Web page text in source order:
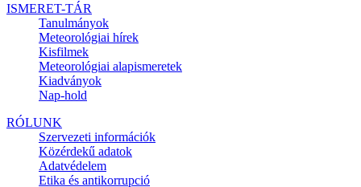
ISMERET-TÁR
Tanulmányok
Meteorológiai hírek
Kisfilmek
Meteorológiai alapismeretek
Kiadványok
Nap-hold
RÓLUNK
Szervezeti információk
Közérdekű adatok
Adatvédelem
Etika és antikorrupció